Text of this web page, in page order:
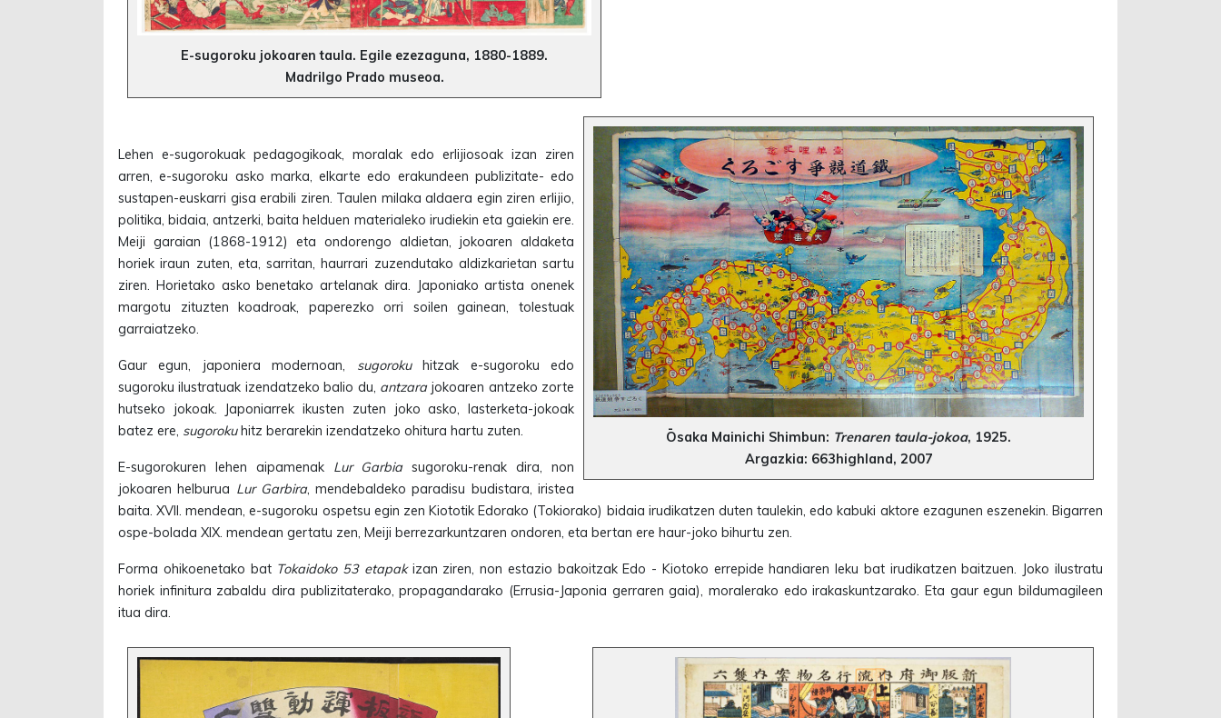
E-sugoroku jokoaren taula. Egile ezezaguna, 1880-1889.
Madrilgo Prado museoa.
Ōsaka Mainichi Shimbun: Trenaren taula-jokoa, 1925.
Argazkia: 663highland, 2007
Lehen e-sugorokuak pedagogikoak, moralak edo erlijiosoak izan ziren
arren, e-sugoroku asko marka, elkarte edo erakundeen publizitate- edo
sustapen-euskarri gisa erabili ziren. Taulen milaka aldaera egin ziren erlijio,
politika, bidaia, antzerki, baita helduen materialeko irudiekin eta gaiekin ere.
Meiji garaian (1868-1912) eta ondorengo aldietan, jokoaren aldaketa
horiek iraun zuten, eta, sarritan, haurrari zuzendutako aldizkarietan sartu
ziren. Horietako asko benetako artelanak dira. Japoniako artista onenek
margotu zituzten koadroak, paperezko orri soilen gainean, tolestuak
garraiatzeko.
Gaur egun, japoniera modernoan, sugorokuhitzak e-sugoroku edo
sugoroku ilustratuak izendatzeko balio du, antzarajokoaren antzeko zorte
hutseko jokoak. Japoniarrek ikusten zuten joko asko, lasterketa-jokoak
batez ere, sugorokuhitz berarekin izendatzeko ohitura hartu zuten.
E-sugorokuren lehen aipamenak Lur Garbiasugoroku-renak dira, non
jokoaren helburua Lur Garbira, mendebaldeko paradisu budistara, iristea
baita. XVII. mendean, e-sugoroku ospetsu egin zen Kiototik Edorako (Tokiorako) bidaia irudikatzen duten taulekin, edo kabuki aktore ezagunen eszenekin. Bigarren
ospe-bolada XIX. mendean gertatu zen, Meiji berrezarkuntzaren ondoren, eta bertan ere haur-joko bihurtu zen.
Forma ohikoenetako bat Tokaidoko 53 etapakizan ziren, non estazio bakoitzak Edo - Kiotoko errepide handiaren leku bat irudikatzen baitzuen. Joko ilustratu
horiek infinitura zabaldu dira publizitaterako, propagandarako (Errusia-Japonia gerraren gaia), moralerako edo irakaskuntzarako. Eta gaur egun bildumagileen
itua dira.